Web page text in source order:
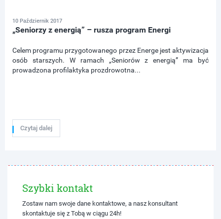
10 Październik 2017
„Seniorzy z energią” – rusza program Energi
Celem programu przygotowanego przez Energe jest aktywizacja
osób starszych. W ramach „Seniorów z energią” ma być
prowadzona profilaktyka prozdrowotna...
Czytaj dalej
Szybki kontakt
Zostaw nam swoje dane kontaktowe, a nasz konsultant
skontaktuje się z Tobą w ciągu 24h!